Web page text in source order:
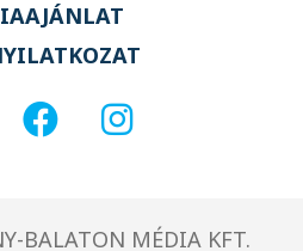
BALATON MÉDIA KFT.